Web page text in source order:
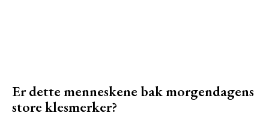
Er dette menneskene bak morgendagens
store klesmerker?